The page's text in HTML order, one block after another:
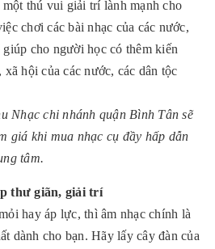
thú vui giải trí lành mạnh cho
chơi các bài nhạc của các nước,
giúp cho người học có thêm kiến
hội của các nước, các dân tộc
Nhạc chi nhánh quận Bình Tân sẽ
giá khi mua nhạc cụ đầy hấp dẫn
tâm.
thư giãn, giải trí
hay áp lực, thì âm nhạc chính là
dành cho bạn. Hãy lấy cây đàn của